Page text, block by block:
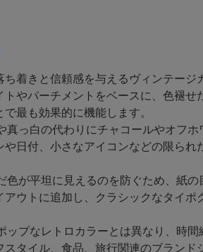
ち着きと信頼感を与えるヴィンテージ
トやパーチメントをベースに、色褪せ
最も効果的に機能します。
っ白の代わりにチャコールやオフホ
や日付、小さなアイコンなどの限られ
が平坦に見えるのを防ぐため、紙の
アウトに追加し、クラシックなタイポ
プなレトロカラーとは異なり、時間
スタイル、食品、旅行関連のブランド